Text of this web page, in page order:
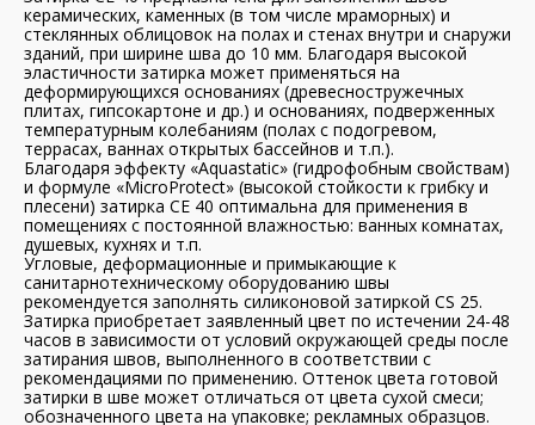
керамических, каменных (в том числе мраморных) и
стеклянных облицовок на полах и стенах внутри и снаружи
зданий, при ширине шва до 10 мм. Благодаря высокой
эластичности затирка может применяться на
деформирующихся основаниях (древесностружечных
плитах, гипсокартоне и др.) и основаниях, подверженных
температурным колебаниям (полах с подогревом,
террасах, ваннах открытых бассейнов и т.п.).
Благодаря эффекту «Aquastatic» (гидрофобным свойствам)
и формуле «MicroProtect» (высокой стойкости к грибку и
плесени) затирка CE 40 оптимальна для применения в
помещениях с постоянной влажностью: ванных комнатах,
душевых, кухнях и т.п.
Угловые, деформационные и примыкающие к
санитарнотехническому оборудованию швы
рекомендуется заполнять силиконовой затиркой CS 25.
Затирка приобретает заявленный цвет по истечении 24-48
часов в зависимости от условий окружающей среды после
затирания швов, выполненного в соответствии с
рекомендациями по применению. Оттенок цвета готовой
затирки в шве может отличаться от цвета сухой смеси;
обозначенного цвета на упаковке; рекламных образцов.